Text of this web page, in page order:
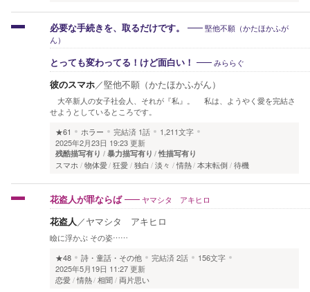
必要な手続きを、取るだけです。
堅他不願（かたほかふが
ん）
とっても変わってる！けど面白い！ みららぐ
彼のスマホ／堅他不願（かたほかふがん）
大卒新人の女子社会人、それが『私』。 私は、ようやく愛を完結さ
せようとしているところです。
★61
ホラー 完結済 1話
1,211文字
2025年2月23日 19:23 更新
残酷描写有り 暴力描写有り 性描写有り
スマホ 物体愛 狂愛 独白 淡々 情熱 本末転倒 待機
花盗人が罪ならば ヤマシタ アキヒロ
花盗人／ヤマシタ アキヒロ
瞼に浮かぶ その姿……
★48
詩・童話・その他 完結済2話
156文字
2025年5月19日 11:27 更新
恋愛 情熱 相聞 両片思い